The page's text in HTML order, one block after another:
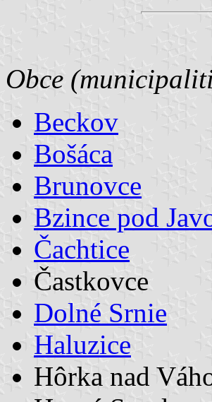
Obce
Beckov
Bošáca
Brunovce
Bzince pod
Čachtice
Častkovce
Dolné Srnie
Haluzice
Hôrka nad